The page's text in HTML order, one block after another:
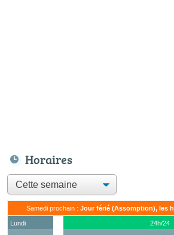
Horaires
Samedi prochain : Jour férié (Assomption), les
Lundi
24h/24